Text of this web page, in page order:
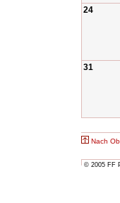
24
31
Nach
© 2005 FF